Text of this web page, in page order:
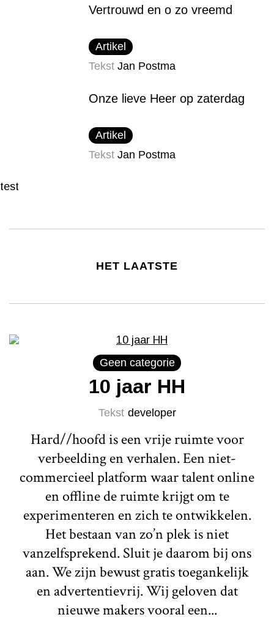
Vertrouwd en o zo vreemd
Artikel
Tekst Jan Postma
Onze lieve Heer op zaterdag
Artikel
Tekst Jan Postma
test
HET LAATSTE
Geen categorie
10 jaar HH
Tekst developer
Hard//hoofd is een vrije ruimte voor
verbeelding en verhalen. Een niet-
commercieel platform waar talent online
en offline de ruimte krijgt om te
experimenteren en zich te ontwikkelen.
Het bestaan van zo’n plek is niet
vanzelfsprekend. Sluit je daarom bij ons
aan. We zijn bewust gratis toegankelijk
en advertentievrij. Wij geloven dat
nieuwe makers vooral een...